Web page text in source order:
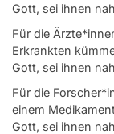
Gott, sei ihnen
Für die
Erkrankten
Gott, sei ihnen
Für die
einem
Gott, sei ihnen